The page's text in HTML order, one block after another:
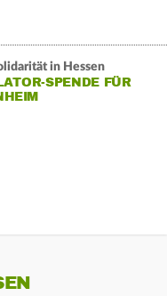
in Hessen
SPENDE FÜR